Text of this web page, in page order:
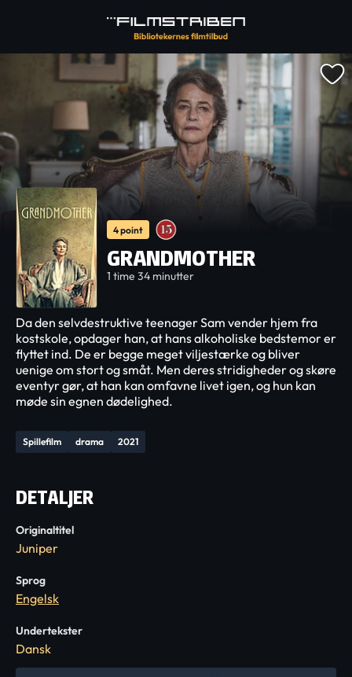
4 point
GRANDMOTHER
1 time 34 minutter
Spillefilm drama 2021
Da den selvdestruktive teenager Sam vender hjem fra
kostskole, opdager han, at hans alkoholiske bedstemor er
flyttet ind. De er begge meget viljestærke og bliver
uenige om stort og småt. Men deres stridigheder og skøre
eventyr gør, at han kan omfavne livet igen, og hun kan
møde sin egnen dødelighed.
DETALJER
Originaltitel
Juniper
Sprog
Engelsk
Undertekster
Dansk